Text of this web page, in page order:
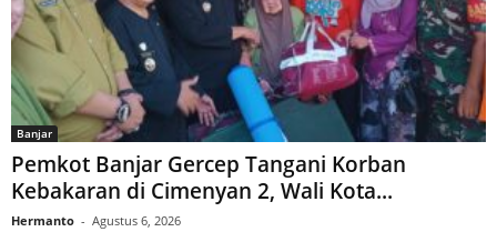
Banjar
Pemkot Banjar Gercep Tangani Korban
Kebakaran di Cimenyan 2, Wali Kota...
Hermanto - Agustus 6, 2026